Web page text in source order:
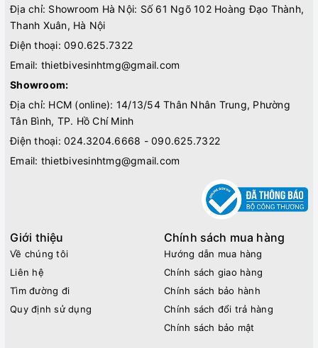
Địa chỉ: Showroom Hà Nội: Số 61 Ngõ 102 Hoàng Đạo Thành,
Thanh Xuân, Hà Nội
Điện thoại: 090.625.7322
Email: thietbivesinhtmg@gmail.com
Showroom:
Địa chỉ: HCM (online): 14/13/54 Thân Nhân Trung, Phường
Tân Bình, TP. Hồ Chí Minh
Điện thoại: 024.3204.6668 - 090.625.7322
Email: thietbivesinhtmg@gmail.com
Giới thiệu
Về chúng tôi
Liên hệ
Tìm đường đi
Quy định sử dụng
Chính sách mua hàng
Hướng dẫn mua hàng
Chính sách giao hàng
Chính sách bảo hành
Chính sách đổi trả hàng
Chính sách bảo mật